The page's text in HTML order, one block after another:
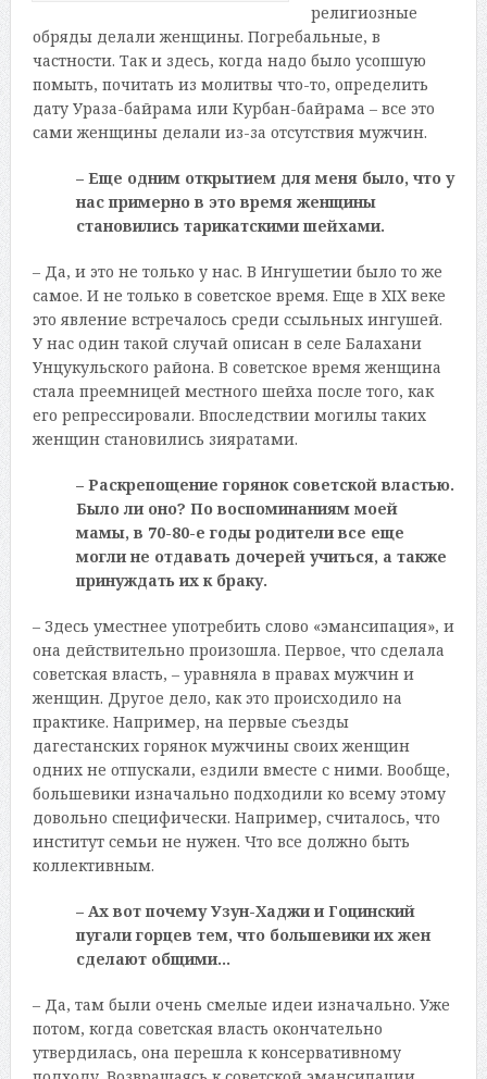
религиозные
обряды делали женщины. Погребальные, в
частности. Так и здесь, когда надо было усопшую
помыть, почитать из молитвы что-то, определить
дату Ураза-байрама или Курбан-байрама – все это
сами женщины делали из-за отсутствия мужчин.
– Еще одним открытием для меня было, что у
нас примерно в это время женщины
становились тарикатскими шейхами.
– Да, и это не только у нас. В Ингушетии было то же
самое. И не только в советское время. Еще в XIX веке
это явление встречалось среди ссыльных ингушей.
У нас один такой случай описан в селе Балахани
Унцукульского района. В советское время женщина
стала преемницей местного шейха после того, как
его репрессировали. Впоследствии могилы таких
женщин становились зияратами.
– Раскрепощение горянок советской властью.
Было ли оно? По воспоминаниям моей
мамы, в 70-80-е годы родители все еще
могли не отдавать дочерей учиться, а также
принуждать их к браку.
– Здесь уместнее употребить слово «эмансипация», и
она действительно произошла. Первое, что сделала
советская власть, – уравняла в правах мужчин и
женщин. Другое дело, как это происходило на
практике. Например, на первые съезды
дагестанских горянок мужчины своих женщин
одних не отпускали, ездили вместе с ними. Вообще,
большевики изначально подходили ко всему этому
довольно специфически. Например, считалось, что
институт семьи не нужен. Что все должно быть
коллективным.
– Ах вот почему Узун-Хаджи и Гоцинский
пугали горцев тем, что большевики их жен
сделают общими…
– Да, там были очень смелые идеи изначально. Уже
потом, когда советская власть окончательно
утвердилась, она перешла к консервативному